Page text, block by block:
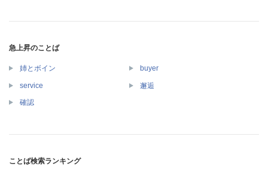
急上昇のことば
姉とボイン buyer
service 邂逅
確認
ことば検索ランキング